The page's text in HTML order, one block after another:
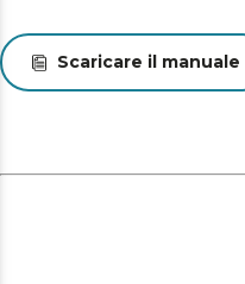
Scaricare il manuale